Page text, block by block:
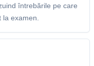
întrebările pe care
examen.